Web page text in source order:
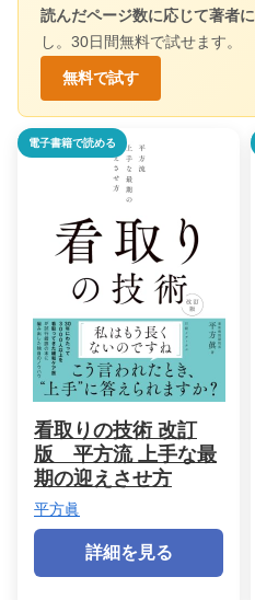
読んだページ数に応じて著者
し。30日間無料で試せます。
無料で試す
電子書籍で読める
看取りの技術 改訂
版 平方流 上手な最
期の迎えさせ方
平方眞
詳細を見る